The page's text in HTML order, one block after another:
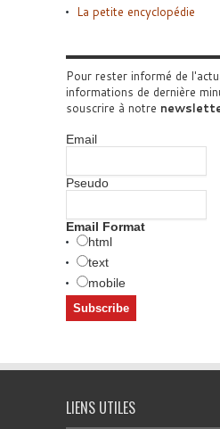
La petite encyclopédie
Pour rester informé de
informations de dernière
souscrire à notre
Email
Pseudo
Email Format
html
text
mobile
LIENS UTILES